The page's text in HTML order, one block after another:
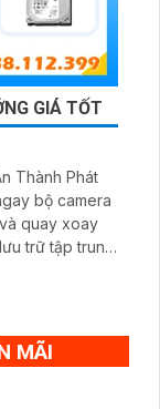
GIÁ TỐT
Thành Phát
bộ camera
quay xoay
trữ tập trung
MÃI